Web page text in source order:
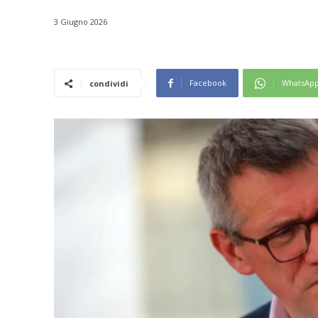
3 Giugno 2026
condividi Facebook